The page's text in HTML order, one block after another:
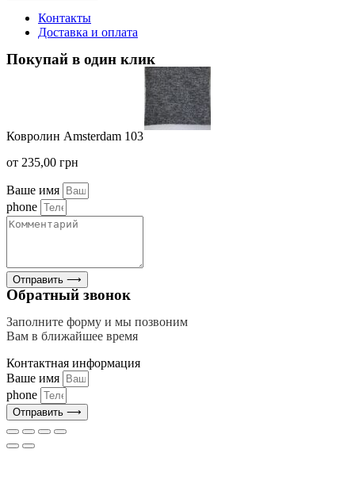
Контакты
Доставка и оплата
Покупай в один клик
Ковролин Amsterdam 103
от 235,00 грн
Ваше имя
phone
Отправить ⟶
Обратный звонок
Заполните форму и мы позвоним
Вам в ближайшее время
Контактная информация
Ваше имя
phone
Отправить ⟶